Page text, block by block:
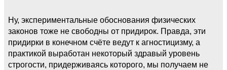
Ну, экспериментальные обоснования физических
законов тоже не свободны от придирок. Правда, эти
придирки в конечном счёте ведут к агностицизму, а
практикой выработан некоторый здравый уровень
строгости, придерживаясь которого, мы получаем не